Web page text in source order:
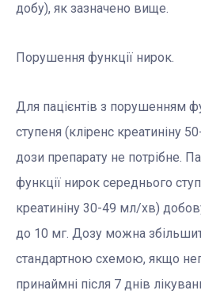
добу), як зазначено вище.
Порушення функції нирок.
Для пацієнтів з порушенням
ступеня (кліренс креатиніну
дози препарату не потрібне.
функції нирок середнього
креатиніну 30-49 мл/хв)
до 10 мг. Дозу можна
стандартною схемою, якщо
принаймні після 7 днів